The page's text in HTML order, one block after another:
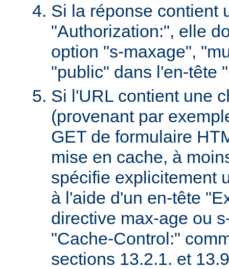
Si la réponse contient
"Authorization:", elle
option "s-maxage",
"public" dans l'en-tête
Si l'URL contient une
(provenant par
GET de formulaire
mise en cache, à
spécifie explicitement
à l'aide d'un en-tête
directive max-age ou
"Cache-Control:"
sections 13.2.1. et